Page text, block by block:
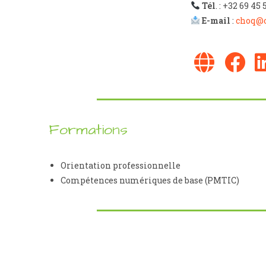
Tél. : +32 69 45
E-mail :
Formations
Orientation professionnelle
Compétences numériques de base (PMTIC)